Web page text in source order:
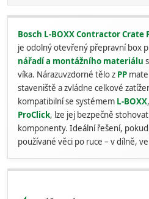
Bosch L-BOXX Contractor Crate
je odolný otevřený přepravní box
nářadí a montážního materiálu
víka. Nárazuvzdorné tělo z PP
staveniště a zvládne celkové
kompatibilní se systémem L-BOXX,
ProClick, lze jej bezpečně
komponenty. Ideální řešení,
používané věci po ruce – v dílně,